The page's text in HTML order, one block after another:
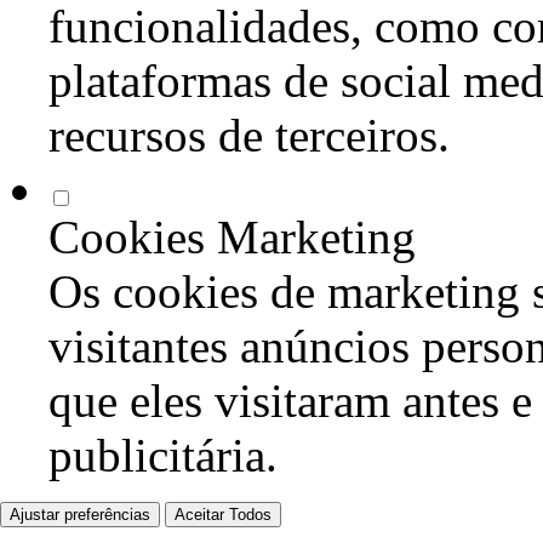
funcionalidades, como
plataformas de social
recursos de terceiros.
Cookies Marketing
Os cookies de marketing
visitantes anúncios
que eles visitaram antes
publicitária.
Ajustar preferências Aceitar Todos